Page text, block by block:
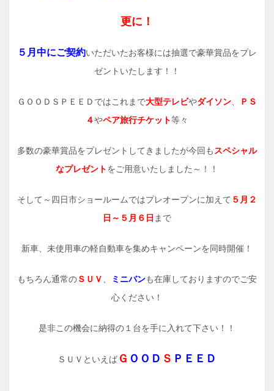
更に！
５月中にご契約いただいたお客様には抽選で豪華賞品をプレ
ゼントいたします！！
ＧＯＯＤＳＰＥＥＤではこれまで大型テレビやダイソン
ＰＳ
４やペア旅行チケット等々
多数の豪華賞品をプレゼントしてきましたが今回も スペシャル
なプレゼントをご用意いたしました～！！
そして～四日市ショールームではプレオープンに加えて ５月２
日～５月６日 まで
新車、未使用車の軽自動車を集めキャンペーンを同時開催！
もちろん通常のＳＵＶ ミニバンも在庫しておりますのでご安
心ください！
是非この機会に納得の１台を手に入れて下さい！！
ＳＵＶといえば Ｇ ＯＯＤ Ｓ ＰＥＥＤ